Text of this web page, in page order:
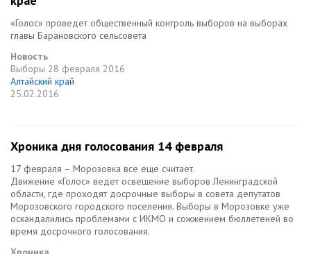
«Голос» проведет общественный контроль выборов на выборах
главы Барановского сельсовета
Новость
Выборы 28 февраля 2016
Алтайский край
25.02.2016
Хроника дня голосования 14 февраля
17 февраля – Морозовка все еще считает.
Движение «Голос» ведет освещение выборов Ленинградской
области, где проходят досрочные выборы в совета депутатов
Морозовского городского поселения. Выборы в Морозовке уже
оскандалились проблемами с ИКМО и сожжением бюллетеней во
время досрочного голосования.